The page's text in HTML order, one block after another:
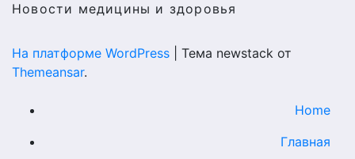
Новости медицины и здоровья
На платформе WordPress
Тема newstack от
Themeansar.
Home
Главная